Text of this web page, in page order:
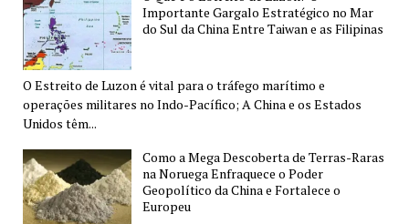
Importante Gargalo Estratégico no Mar
do Sul da China Entre Taiwan e as Filipinas
O Estreito de Luzon é vital para o tráfego marítimo e
operações militares no Indo-Pacífico; A China e os Estados
Unidos têm...
Como a Mega Descoberta de Terras-Raras
na Noruega Enfraquece o Poder
Geopolítico da China e Fortalece o
Europeu